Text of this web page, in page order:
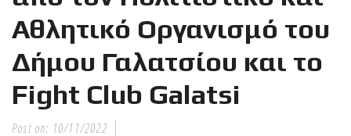
παγκόσμιο τίτλο της
απέναντι στην Phetjeeja
για το ONE Atomweight
Kickboxing World
Championship
Αθλητικό Οργανισμό του
Δήμου Γαλατσίου και το
Fight Club Galatsi
Post on: 10/11/2022